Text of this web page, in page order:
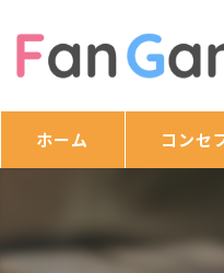
ホーム コンセ